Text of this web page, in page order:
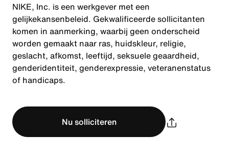
NIKE, Inc. is een werkgever met een
gelijkekansenbeleid. Gekwalificeerde sollicitanten
komen in aanmerking, waarbij geen onderscheid
worden gemaakt naar ras, huidskleur, religie,
geslacht, afkomst, leeftijd, seksuele geaardheid,
genderidentiteit, genderexpressie, veteranenstatus
of handicaps.
Nu solliciteren